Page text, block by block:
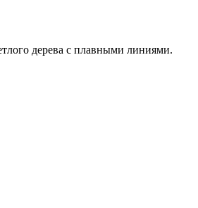
дерева с плавными линиями.